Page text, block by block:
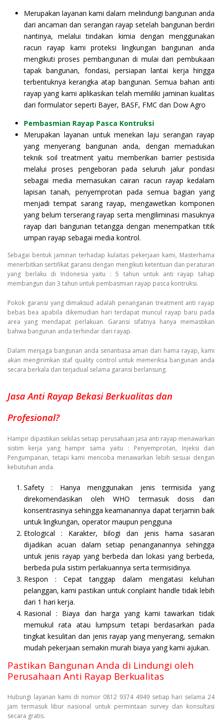
Merupakan layanan kami dalam melindungi bangunan anda
dari ancaman dan serangan rayap setelah bangunan berdiri
nantinya, melalui tindakan kimia dengan menggunakan
racun rayap kami proteksi lingkungan bangunan anda
mengikuti proses pembangunan di mulai dari pembukaan
tapak bangunan, fondasi, persiapan lantai kerja hingga
terbentuknya kerangka atap bangunan. Semua bahan anti
rayap yang kami aplikasikan telah memiliki jaminan kualitas
dari formulator seperti Bayer, BASF, FMC dan Dow Agro
Pembasmian Rayap Pasca Kontruksi
Merupakan layanan untuk menekan laju serangan rayap
yang menyerang bangunan anda, dengan memadukan
teknik soil treatment yaitu memberikan barrier pestisida
melalui proses pengeboran pada seluruh jalur pondasi
sebagai media memasukan cairan racun rayap kedalam
lapisan tanah, penyemprotan pada semua bagian yang
menjadi tempat sarang rayap, mengawetkan komponen
yang belum terserang rayap serta mengiliminasi masuknya
rayap dari bangunan tetangga dengan menempatkan titik
umpan rayap sebagai media kontrol.
Sebagai bentuk jaminan terhadap kulaitas pekerjaan kami, Masterhama
menerbitkan sertifikat garansi dengan mengikuti ketentuan dan peraturan
yang berlaku di Indonesia yaitu : 5 tahun untuk anti rayap tahap
membangun dan 3 tahun untuk pembasmian rayap pasca kontruksi.
Pokok garansi yang dimaksud adalah penanganan treatment anti rayap
bebas bea apabila dikemudian hari terdapat muncul rayap baru pada
area yang mendapat perlakuan. Garansi sifatnya hanya memastikan
bahwa bangunan anda terhindar dari rayap.
Dalam menjaga bangunan anda senantiasa aman dari hama rayap, kami
akan mengirimkan staf quality control untuk memeriksa bangunan anda
secara berkala dan terjadual selama garansi berlansung.
Jasa Anti Rayap Bekasi Berkualitas dan
Profesional?
Hampir dipastikan sekilas setiap perusahaan jasa anti rayap menawarkan
sistim kerja yang hampir sama yaitu : Penyemprotan, Injeksi dan
Pengumpanan, tetapi kami mencoba menawarkan lebih sesuai dengan
kebutuhan anda.
Safety : Hanya menggunakan jenis termisida yang
direkomendasikan oleh WHO termasuk dosis dan
konsentrasinya sehingga keamanannya dapat terjamin baik
untuk lingkungan, operator maupun pengguna
Etological : Karakter, bilogi dan jenis hama sasaran
dijadikan acuan dalam setiap penanganannya sehingga
untuk jenis rayap yang berbeda dan lokasi yang berbeda,
berbeda pula sistim perlakuannya serta termisidinya.
Respon : Cepat tanggap dalam mengatasi keluhan
pelanggan, kami pastikan untuk conplaint handle tidak lebih
dari 1 hari kerja.
Rasional : Biaya dan harga yang kami tawarkan tidak
memukul rata atau lumpsum tetapi berdasarkan pada
tingkat kesulitan dan jenis rayap yang menyerang, semakin
mudah pekerjaan semakin murah biaya yang kami ajukan.
Pastikan Bangunan Anda di Lindungi oleh
Perusahaan Anti Rayap Berkualitas
Hubungi layanan kami di nomor 0812 9374 4949 setiap hari selama 24
jam termasuk libur nasional untuk permintaan survey dan konsultasi
secara gratis.